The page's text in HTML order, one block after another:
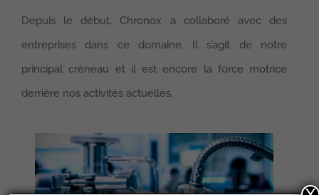
Depuis le début, Chronox a collaboré avec des
entreprises dans ce domaine. Il s’agit de notre
principal créneau et il est encore la force motrice
derrière nos activités actuelles.